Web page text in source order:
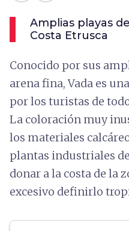
Amplias playas
Costa Etrusca
Conocido por sus
arena fina, Vada es
por los turistas de
La coloración muy
los materiales
plantas industriales de
donar a la costa de la
excesivo definirlo